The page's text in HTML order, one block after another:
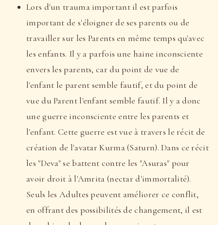
Lors d'un trauma important il est parfois
important de s'éloigner de ses parents ou de
travailler sur les Parents en même temps qu'avec
les enfants. Il y a parfois une haine inconsciente
envers les parents, car du point de vue de
l'enfant le parent semble fautif, et du point de
vue du Parent l'enfant semble fautif. Il y a donc
une guerre inconsciente entre les parents et
l'enfant. Cette guerre est vue à travers le récit de
création de l'avatar Kurma (Saturn). Dans ce récit
les "Deva" se battent contre les "Asuras" pour
avoir droit à l'Amrita (nectar d'immortalité).
Seuls les Adultes peuvent améliorer ce conflit,
en offrant des possibilités de changement, il est